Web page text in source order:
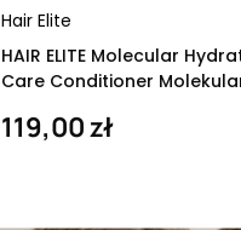
Hair Elite
HAIR ELITE Molecular
Care Conditioner
119,00 zł